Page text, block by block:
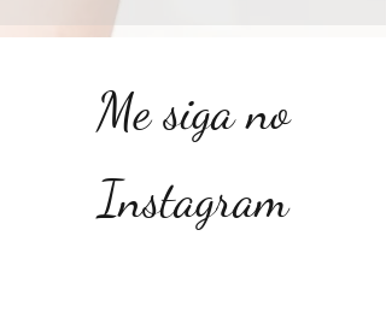
Me siga no
Instagram